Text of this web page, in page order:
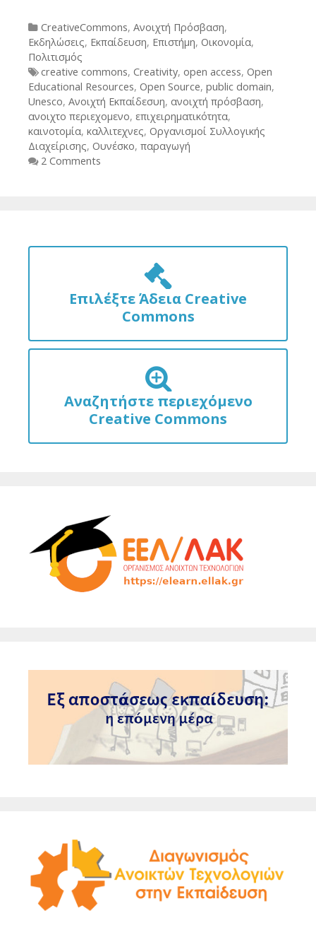
Categories
CreativeCommons, Ανοιχτή Πρόσβαση,
Εκδηλώσεις, Εκπαίδευση, Επιστήμη, Οικονομία,
Πολιτισμός
Tags
creative commons, Creativity, open access, Open
Educational Resources, Open Source, public domain,
Unesco, Ανοιχτή Εκπαίδεσυη, ανοιχτή πρόσβαση,
ανοιχτο περιεχομενο, επιχειρηματικότητα,
καινοτομία, καλλιτεχνες, Οργανισμοί Συλλογικής
Διαχείρισης, Ουνέσκο, παραγωγή
2 Comments
Επιλέξτε Άδεια Creative
Commons
Αναζητήστε περιεχόμενο
Creative Commons